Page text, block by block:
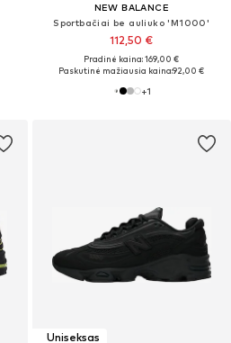
NEW BALANCE
Sportbačiai be auliuko 'M1000'
112,50 €
Pradinė kaina: 169,00 €
Paskutinė mažiausia kaina:92,00 €
+1
Uniseksas